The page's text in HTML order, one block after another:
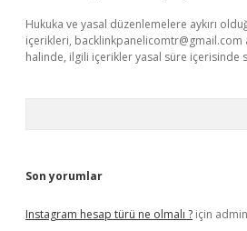
Hukuka ve yasal düzenlemelere aykırı
içerikleri, backlinkpanelicomtr@gmail.com
halinde, ilgili içerikler yasal süre içerisinde
Son yorumlar
Instagram hesap türü ne olmalı ? için admin